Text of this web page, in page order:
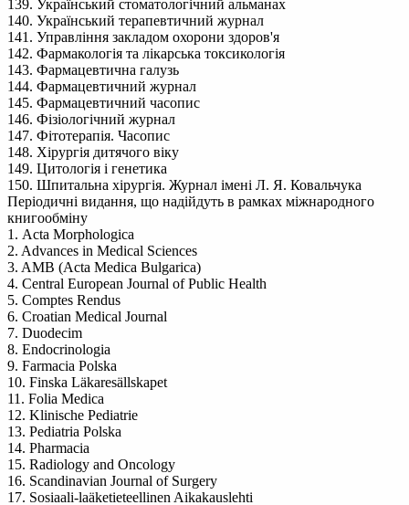
139. Український стоматологічний альманах
140. Український терапевтичний журнал
141. Управління закладом охорони здоров'я
142. Фармакологія та лікарська токсикологія
143. Фармацевтична галузь
144. Фармацевтичний журнал
145. Фармацевтичний часопис
146. Фізіологічний журнал
147. Фітотерапія. Часопис
148. Хірургія дитячого віку
149. Цитологія і генетика
150. Шпитальна хірургія. Журнал імені Л. Я. Ковальчука
Періодичні видання, що надійдуть в рамках міжнародного
книгообміну
1. Acta Morphologica
2. Advances in Medical Sciences
3. AMB (Acta Medica Bulgarica)
4. Central European Journal of Public Health
5. Comptes Rendus
6. Croatian Medical Journal
7. Duodecim
8. Endocrinologia
9. Farmacia Polska
10. Finska Läkaresällskapet
11. Folia Medica
12. Klinische Pediatrie
13. Pediatria Polska
14. Pharmacia
15. Radiology and Oncology
16. Scandinavian Journal of Surgery
17. Sosiaali-laäketieteellinen Aikakauslehti